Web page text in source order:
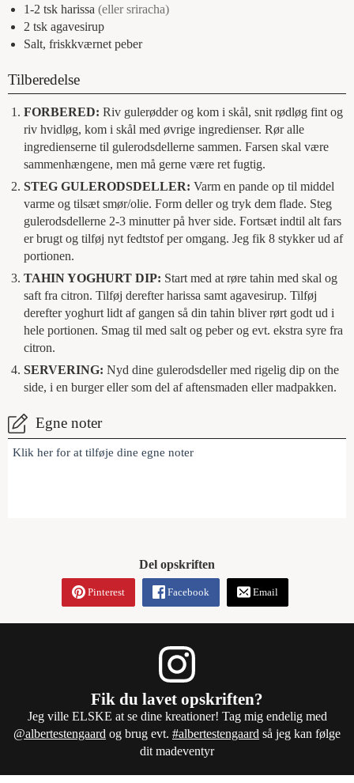
1-2 tsk harissa (eller sriracha)
2 tsk agavesirup
Salt, friskkværnet peber
Tilberedelse
FORBERED: Riv gulerødder og kom i skål, snit rødløg fint og
riv hvidløg, kom i skål med øvrige ingredienser. Rør alle
ingredienserne til gulerodsdellerne sammen. Farsen skal være
sammenhængene, men må gerne være ret fugtig.
STEG GULERODSDELLER: Varm en pande op til middel
varme og tilsæt smør/olie. Form deller og tryk dem flade. Steg
gulerodsdellerne 2-3 minutter på hver side. Fortsæt indtil alt fars
er brugt og tilføj nyt fedtstof per omgang. Jeg fik 8 stykker ud af
portionen.
TAHIN YOGHURT DIP: Start med at røre tahin med skal og
saft fra citron. Tilføj derefter harissa samt agavesirup. Tilføj
derefter yoghurt lidt af gangen så din tahin bliver rørt godt ud i
hele portionen. Smag til med salt og peber og evt. ekstra syre fra
citron.
SERVERING: Nyd dine gulerodsdeller med rigelig dip on the
side, i en burger eller som del af aftensmaden eller madpakken.
Egne noter
Klik her for at tilføje dine egne noter
Del opskriften
Pinterest Facebook Email
Fik du lavet opskriften?
Jeg ville ELSKE at se dine kreationer! Tag mig endelig med
@albertestengaard og brug evt. #albertestengaard så jeg kan følge
dit madeventyr